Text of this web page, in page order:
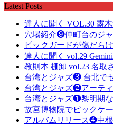
Latest Posts
達人に聞く VOL.30 露
穴場紹介❾仲町台のジ
ピックガードが傷だら
達人に聞く vol.29
教則本 棚卸 vol.23 名取
台湾とジャズ❸ 台北で
台湾とジャズ❷アーテ
台湾とジャズ❶黎明期
故宮博物院でピックケ
アルバムリリース❹中